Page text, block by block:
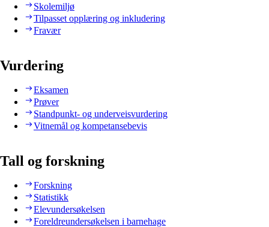
Skolemiljø
Tilpasset opplæring og inkludering
Fravær
Vurdering
Eksamen
Prøver
Standpunkt- og underveisvurdering
Vitnemål og kompetansebevis
Tall og forskning
Forskning
Statistikk
Elevundersøkelsen
Foreldreundersøkelsen i barnehage